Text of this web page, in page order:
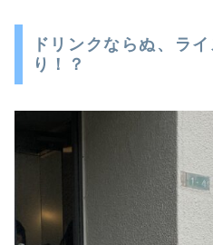
ドリンクならぬ、ラ
り！？